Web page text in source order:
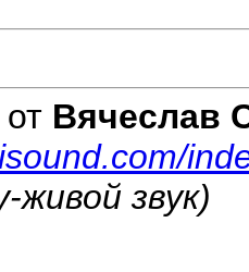
Вячеслав
живой звук)